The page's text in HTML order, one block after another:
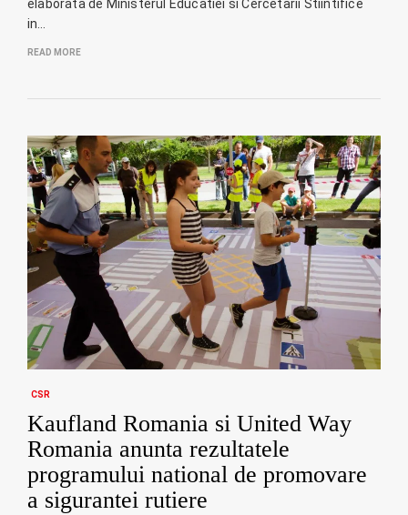
elaborata de Ministerul Educatiei si Cercetarii Stiintifice
in…
READ MORE
CSR
Kaufland Romania si United Way
Romania anunta rezultatele
programului national de promovare
a sigurantei rutiere